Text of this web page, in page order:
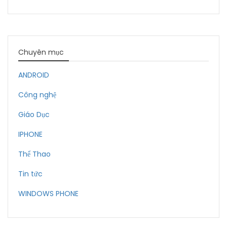
Chuyên mục
ANDROID
Công nghệ
Giáo Dục
IPHONE
Thể Thao
Tin tức
WINDOWS PHONE